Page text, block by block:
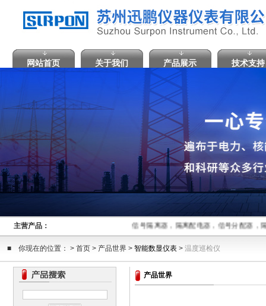
网站首页 关于我们 产品展示 技术支持
主营产品： 信号隔离器，隔离配电器，信号分配器，
■ 你现在的位置： > 首页 > 产品世界 > 智能数显仪表 > 温度巡检仪
产品世界